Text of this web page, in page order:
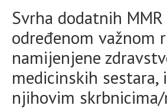
Svrha dodatnih
određenom važnom
namijenjene
medicinskih
njihovim